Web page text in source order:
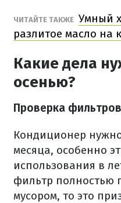
ЧИТАЙТЕ ТАКЖЕ Умный
разлитое масло на
Какие дела
осенью?
Проверка
Кондиционер
месяца, особенно
использования в
фильтр полностью
мусором, то это